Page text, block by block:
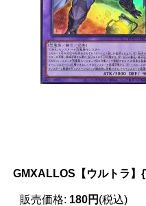
GMXALLOS【ウルトラ】
販売価格: 180円 (税込)